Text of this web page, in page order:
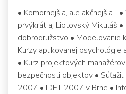
• Komornejšia, ale akčnejšia...
prvýkrát aj Liptovský Mikuláš
dobrodružstvo • Modelovanie
Kurzy aplikovanej psychológie
• Kurz projektových
bezpečnosti objektov •
2007 • IDET 2007 v Brne •